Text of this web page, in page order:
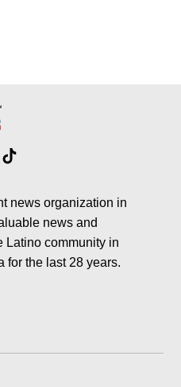
Tik
news organization in
news and
Latino community in
for the last 28 years.